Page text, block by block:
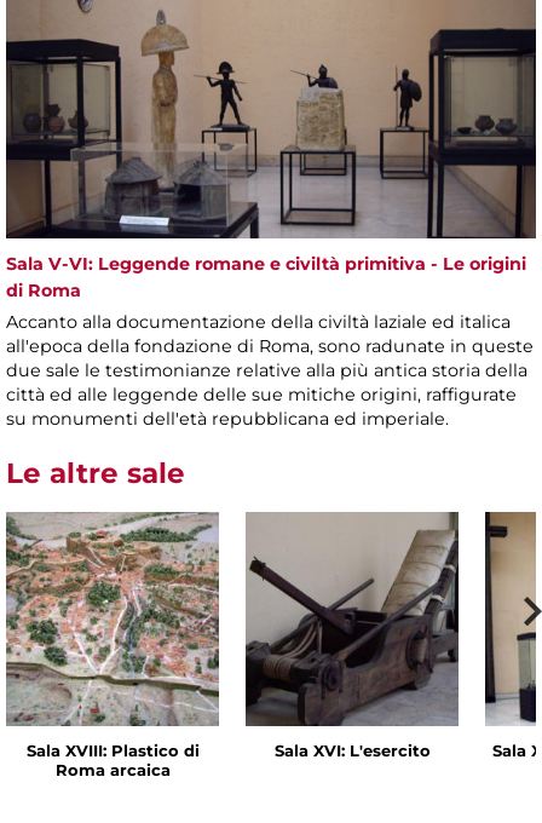
Sala V-VI: Leggende romane e civiltà primitiva - Le origini
di Roma
Accanto alla documentazione della civiltà laziale ed italica
all'epoca della fondazione di Roma, sono radunate in queste
due sale le testimonianze relative alla più antica storia della
città ed alle leggende delle sue mitiche origini, raffigurate
su monumenti dell'età repubblicana ed imperiale.
Le altre sale
Sala XVIII: Plastico di
Roma arcaica
Sala XVI: L'esercito Sala